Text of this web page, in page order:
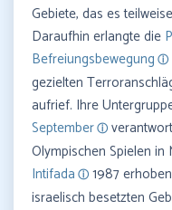
Gebiete, das es
Daraufhin erlangte die
Befreiungsbewegung
gezielten
aufrief. Ihre
September
Olympischen Spielen in
Intifada
1987
israelisch besetzten